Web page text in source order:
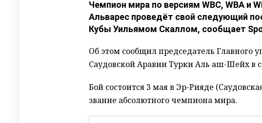
Чемпион мира по версиям WBC, WBA и
Альварес проведёт свой следующий
Кубы Уильямом Скаллом, сообщает
Об этом сообщил председатель Главного
Саудовской Аравии Турки Аль аш-Шейх в
Бой состоится 3 мая в Эр-Рияде
звание абсолютного чемпиона мира.